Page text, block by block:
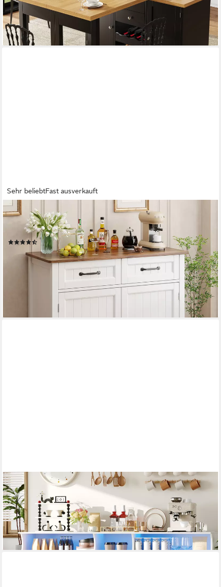
-33%
lieferbar - in 5-6 Werktagen bei dir
Sehr beliebtFast ausverkauft
BEALIFE
Sideboard Küchenschrank mit Arbeitsplatten,mit 2 Schubladen 2
Türen,Weiß
(54)
ab 109,99 € UVP199,99 €
lieferbar - in 5-6 Werktagen bei dir
BEWISHOME
Sideboard Küchenschrank mit Arbeitsplatte, Küchenbuffet
Buffetschrank (2 St), – 180×40×80 cm
149,99 €
UVP 228,56 €
-34%
lieferbar - in 3-4 Werktagen bei dir